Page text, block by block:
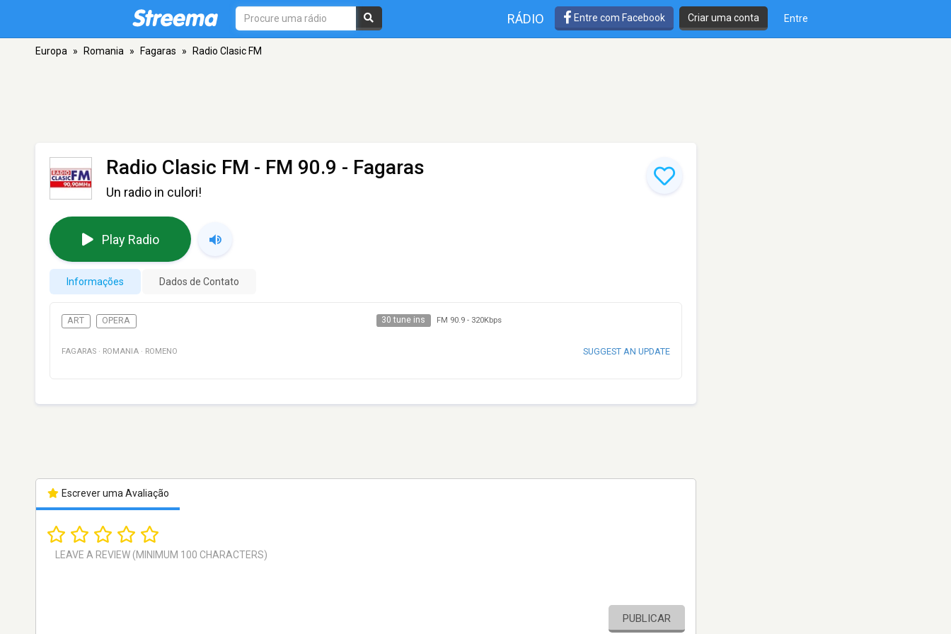
RÁDIO Entre com Facebook Criar uma conta Entre
Europa » Romania » Fagaras » Radio Clasic FM
Radio Clasic FM - FM 90.9 - Fagaras
Un radio in culori!
Play Radio
Informações Dados de Contato
ART OPERA 30 tune ins FM 90.9- 320Kbps
FAGARAS · ROMANIA · ROMENO SUGGEST AN UPDATE
Escrever uma Avaliação
PUBLICAR